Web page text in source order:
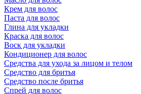
Крем для волос
Паста для волос
Глина для укладки
Краска для волос
Воск для укладки
Кондиционер для волос
Средства для ухода за лицом и телом
Средство для бритья
Средство после бритья
Спрей для волос